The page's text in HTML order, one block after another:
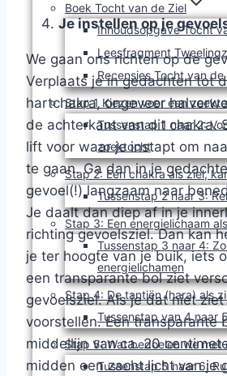
Boek Tocht van de Ziel
Inhoudsopgave Tocht
Leesfragment
Recensies Tocht van de
Stap 1 Kiezen voor een
Tussenstap 1 naar 2:
zoektocht
Stap 2: Een chakra als ziel,
Tussenstap 2 naar 3:
Stap 3: Een energielichaam
Tussenstap 3 naar 4:
energielichamen
Stap 4: De tantiën (hara) als
Tussenstap van 4 naar
Stap 5: Wat bedoelen we met
Tussenstap 5 naar 6:
Je instellen op je
We gaan ons richten op de
Verplaats je in gedachten tot
hartchakra, ongeveer
de achterkant van dit chakra.
lift voor waar je instapt om
te gaan. Ga dan in je
gevoel(!) langzaam naar
Je daalt dan diep af in je
richting gevoelsziel. Dan kan
je ter hoogte van je buik, iets
een transparante bol ziet
gevoelsziel. Als je dat niet
voorstellen. Een transparante
middellijn van ca. 20
midden een zacht licht van je